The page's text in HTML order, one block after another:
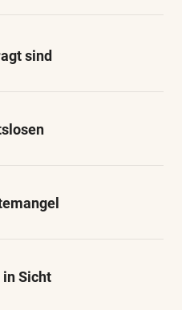
sind
Sicht